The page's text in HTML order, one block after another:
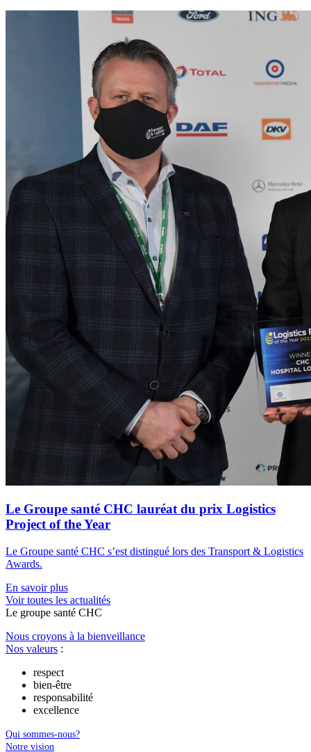
Le Groupe santé CHC lauréat du prix Logistics
Project of the Year
Le Groupe santé CHC s’est distingué lors des Transport & Logistics
Awards.
En savoir plus
Voir toutes les actualités
Le groupe santé CHC
Nous croyons à la bienveillance
Nos valeurs :
respect
bien-être
responsabilité
excellence
Qui sommes-nous?
Notre vision